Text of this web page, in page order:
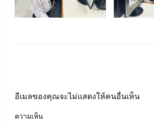
อีเมลของคุณจะไม่แสดงให้คนอื่นเห็น
ความเห็น